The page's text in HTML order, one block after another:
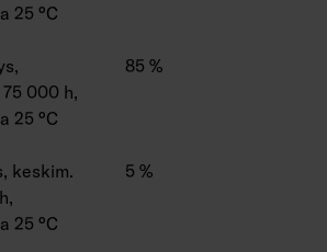
25 °C
000 h,
25 °C
85 %
keskim.
25 °C
5 %